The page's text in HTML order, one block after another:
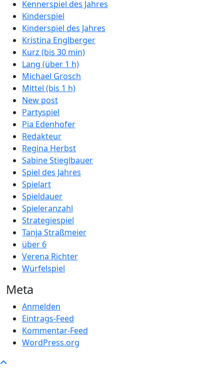
Kennerspiel des Jahres
Kinderspiel
Kinderspiel des Jahres
Kristina Englberger
Kurz (bis 30 min)
Lang (über 1 h)
Michael Grosch
Mittel (bis 1 h)
New post
Partyspiel
Pia Edenhofer
Redakteur
Regina Herbst
Sabine Stieglbauer
Spiel des Jahres
Spielart
Spieldauer
Spieleranzahl
Strategiespiel
Tanja Straßmeier
über 6
Verena Richter
Würfelspiel
Meta
Anmelden
Eintrags-Feed
Kommentar-Feed
WordPress.org